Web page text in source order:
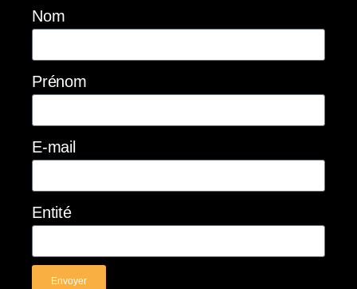
Nom
Prénom
E-mail
Entité
Envoyer